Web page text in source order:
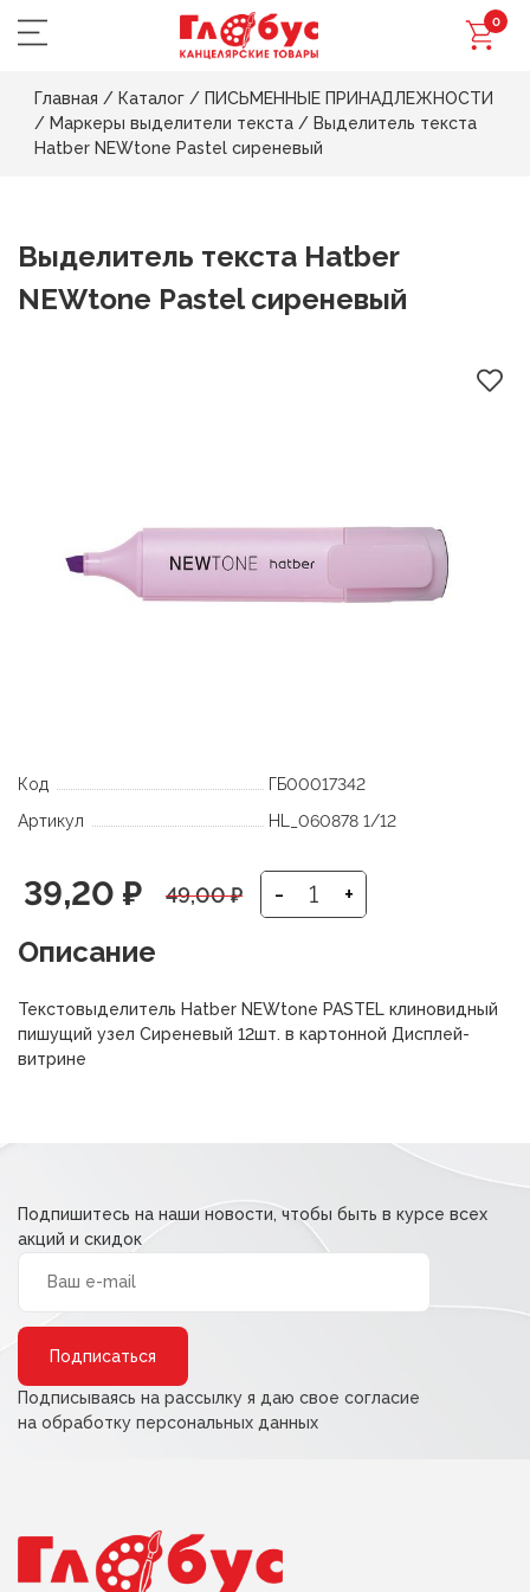
0
Главная / Каталог / ПИСЬМЕННЫЕ ПРИНАДЛЕЖНОСТИ
/ Маркеры выделители текста / Выделитель текста
Hatber NEWtone Pastel сиреневый
Выделитель текста Hatber
NEWtone Pastel сиреневый
Код
ГБ00017342
Артикул
HL_060878 1/12
49,00₽
Первоначальная
цена
составляла
49,00 ₽.
39,20 ₽
Текущая
цена:
39,20 ₽.
- +
Описание
Текстовыделитель Hatber NEWtone PASTEL клиновидный
пишущий узел Сиреневый 12шт. в картонной Дисплей-
витрине
Подпишитесь на наши новости, чтобы быть в курсе всех
акций и скидок
Подписываясь на рассылку я даю свое согласие
на обработку персональных данных